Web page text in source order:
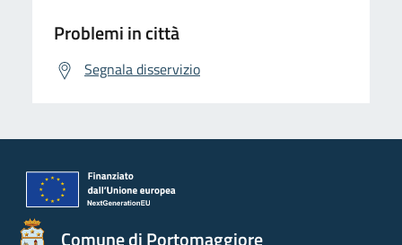
Problemi in città
Segnala disservizio
Comune di Portomaggiore